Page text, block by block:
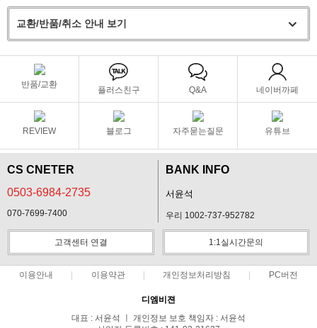
교환/반품/취소 안내 보기
반품/교환
플러스친구 Q&A 네이버까페
REVIEW 블로그 자주묻는질문 유튜브
CS CNETER
0503-6984-2735
070-7699-7400
BANK INFO
서윤석
우리 1002-737-952782
고객센터 연결 1:1실시간문의
이용안내 이용약관 개인정보처리방침 PC버전
디엠비젼
대표 : 서윤석 ㅣ 개인정보 보호 책임자 : 서윤석